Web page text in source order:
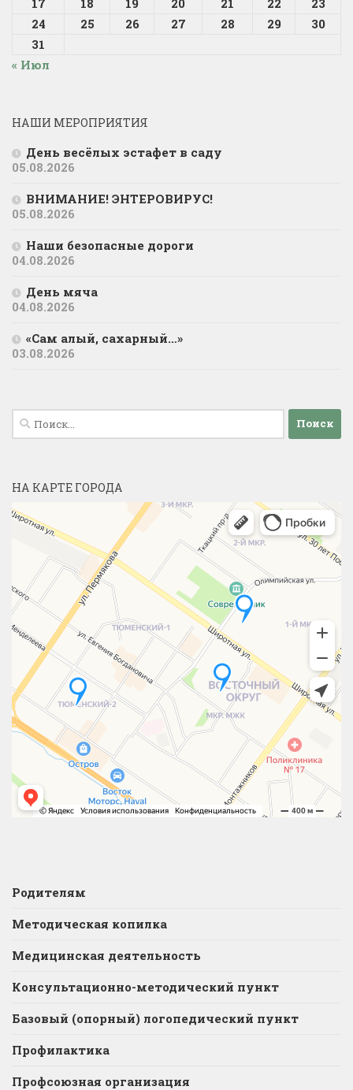
24
25 26 27 28 29
30
31
« Июл
НАШИ МЕРОПРИЯТИЯ
День весёлых эстафет в саду
05.08.2026
ВНИМАНИЕ! ЭНТЕРОВИРУС!
05.08.2026
Наши безопасные дороги
04.08.2026
День мяча
04.08.2026
«Сам алый, сахарный…»
03.08.2026
Найти:
НА КАРТЕ ГОРОДА
Родителям
Методическая копилка
Медицинская деятельность
Консультационно-методический пункт
Базовый (опорный) логопедический пункт
Профилактика
Профсоюзная организация